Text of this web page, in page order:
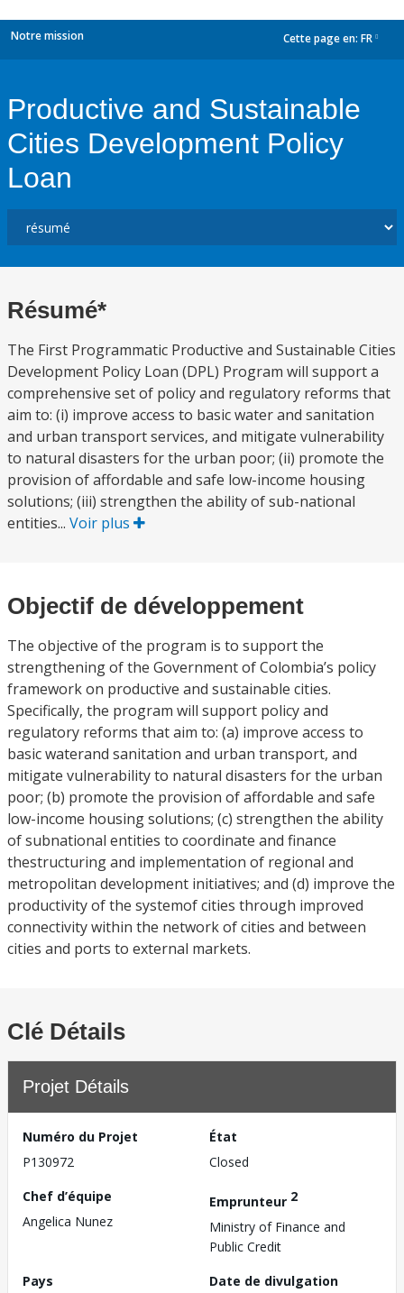
Notre mission Cette page en: FR
Productive and Sustainable
Cities Development Policy
Loan
Résumé*
The First Programmatic Productive and Sustainable Cities
Development Policy Loan (DPL) Program will support a
comprehensive set of policy and regulatory reforms that
aim to: (i) improve access to basic water and sanitation
and urban transport services, and mitigate vulnerability
to natural disasters for the urban poor; (ii) promote the
provision of affordable and safe low-income housing
solutions; (iii) strengthen the ability of sub-national
entities... Voir plus
Objectif de développement
The objective of the program is to support the
strengthening of the Government of Colombia’s policy
framework on productive and sustainable cities.
Specifically, the program will support policy and
regulatory reforms that aim to: (a) improve access to
basic waterand sanitation and urban transport, and
mitigate vulnerability to natural disasters for the urban
poor; (b) promote the provision of affordable and safe
low-income housing solutions; (c) strengthen the ability
of subnational entities to coordinate and finance
thestructuring and implementation of regional and
metropolitan development initiatives; and (d) improve the
productivity of the systemof cities through improved
connectivity within the network of cities and between
cities and ports to external markets.
Clé Détails
Projet Détails
Numéro du Projet
P130972
État
Closed
Chef d’équipe
Angelica Nunez
Emprunteur 2
Ministry of Finance and
Public Credit
Pays
Date de divulgation